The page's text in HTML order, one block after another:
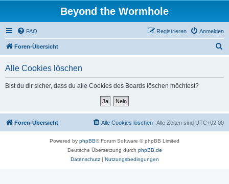
Beyond the Wormhole
FAQ Anmelden
Registrieren
Foren-Übersicht
Alle Cookies löschen
Bist du dir sicher, dass du alle Cookies des Boards löschen möchtest?
Foren-Übersicht Alle Zeiten sind UTC+02:00
Alle Cookies löschen
Powered by phpBB® Forum Software © phpBB Limited
Deutsche Übersetzung durch phpBB.de
Datenschutz| Nutzungsbedingungen